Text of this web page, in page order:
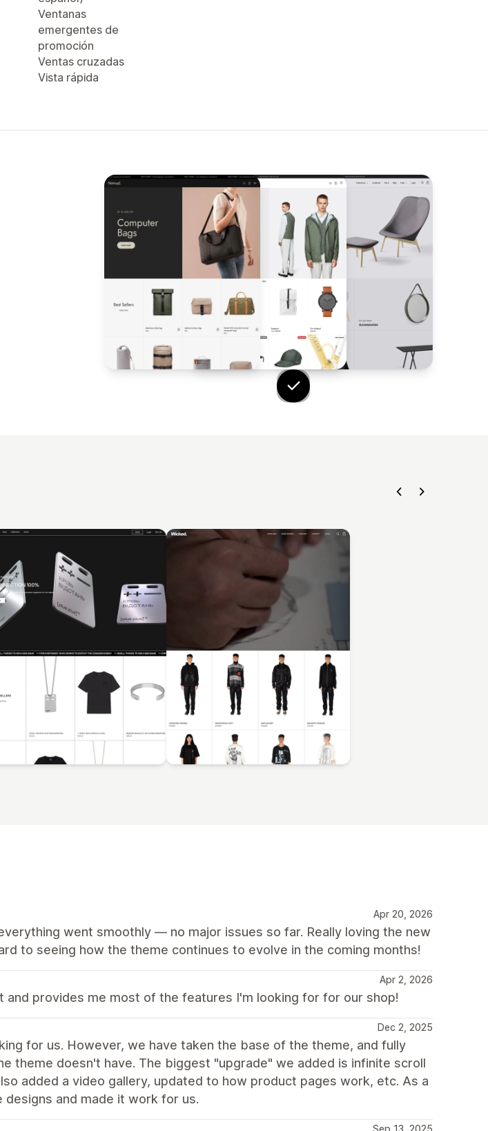
Ventanas
emergentes de
promoción
Ventas cruzadas
Vista rápida
Apr 20, 2026
went smoothly — no major issues so far. Really loving the new
to seeing how the theme continues to evolve in the coming months!
Apr 2, 2026
and provides me most of the features I'm looking for for our shop!
Dec 2, 2025
for us. However, we have taken the base of the theme, and fully
theme doesn't have. The biggest "upgrade" we added is infinite scroll
added a video gallery, updated to how product pages work, etc. As a
and made it work for us.
Sep 13, 2025